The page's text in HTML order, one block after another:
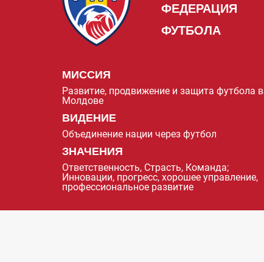
ФЕДЕРАЦИЯ
ФУТБОЛА
МИССИЯ
Развитие, продвижение и защита футбола в
Молдове
ВИДЕНИЕ
Объединение нации через футбол
ЗНАЧЕНИЯ
Ответственность, Страсть, Команда;
Инновации, прогресс, хорошее управление,
профессиональное развитие